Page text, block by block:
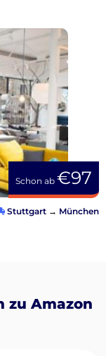
Schon ab €97
Stuttgart → München
zu Amazon